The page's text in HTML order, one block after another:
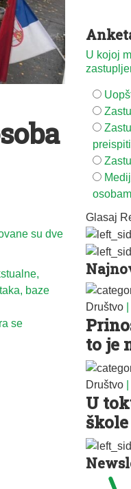
su dve
baze
se
U kojoj
Glasaj
Društvo
to je
Društvo
U
škole